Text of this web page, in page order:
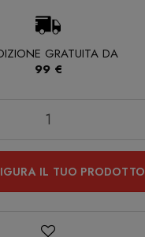
GRATUITA DA
99 €
IL TUO PRODOTTO